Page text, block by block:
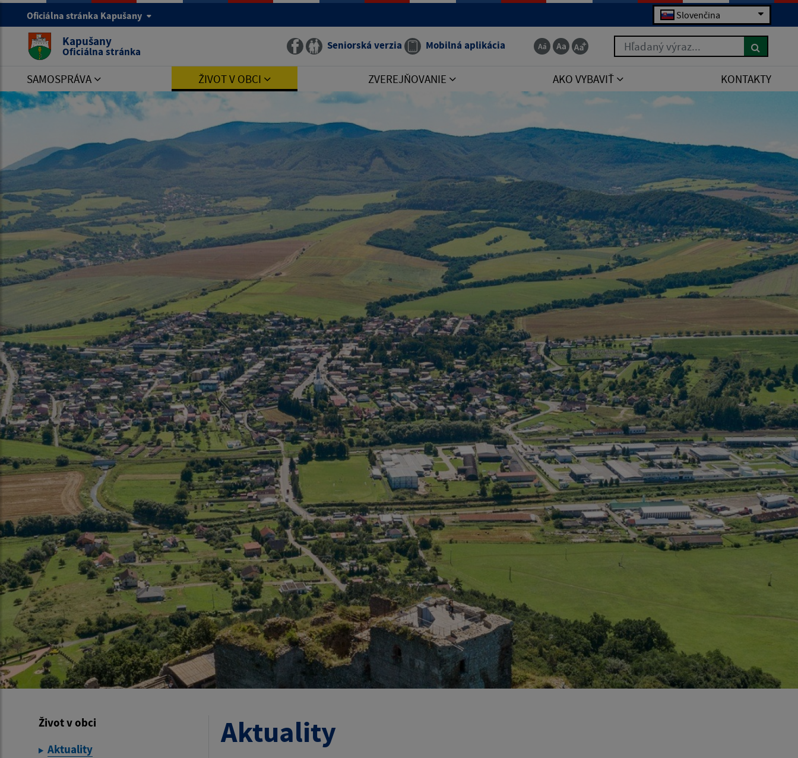
Oficiálna stránka Kapušany Slovenčina
Kapušany
Oficiálna stránka Seniorská verzia Mobilná aplikácia Hľadaný výraz...
SAMOSPRÁVA ŽIVOT V OBCI ZVEREJŇOVANIE AKO VYBAVIŤ KONTAKTY
Život v obci
Aktuality
Aktuality